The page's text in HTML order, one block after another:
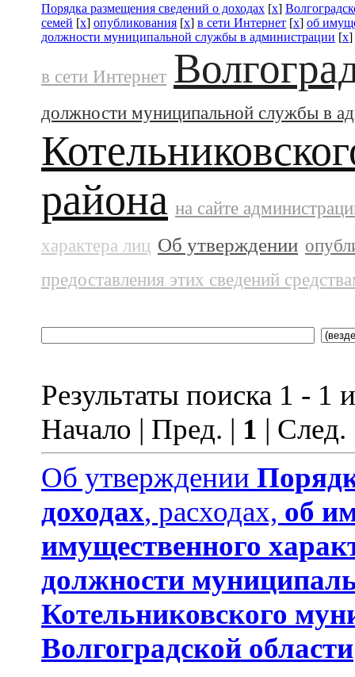
Порядка размещения сведений о доходах [x]
семей [x] опубликования [x] в сети Интернет [x] об
должности муниципальной службы в администрации [x]
в сети Интернет
должности муниципальной службы в
района на сайте
характера лиц Об утверждении
предоставления этих сведений
Результаты поиска 1 - 1
Начало | Пред. | 1 |
Об утверждении
доходах, расходах, об
имущественного
должности
Котельниковского
Волгоградской области